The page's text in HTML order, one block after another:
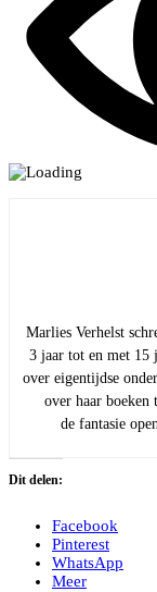
Marlies Verhelst
3 jaar tot en met 15
over eigentijdse
over haar
de fantasie
Dit delen:
Facebook
Pinterest
WhatsApp
Meer